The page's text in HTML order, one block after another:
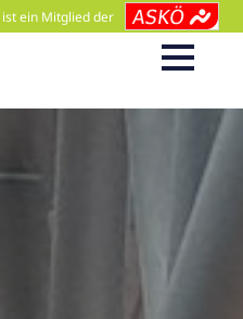
ist ein Mitglied der